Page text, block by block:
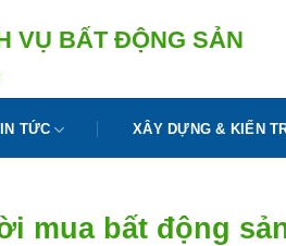
VỤ BẤT ĐỘNG SẢN
TỨC XÂY DỰNG & KIẾN
mua bất động